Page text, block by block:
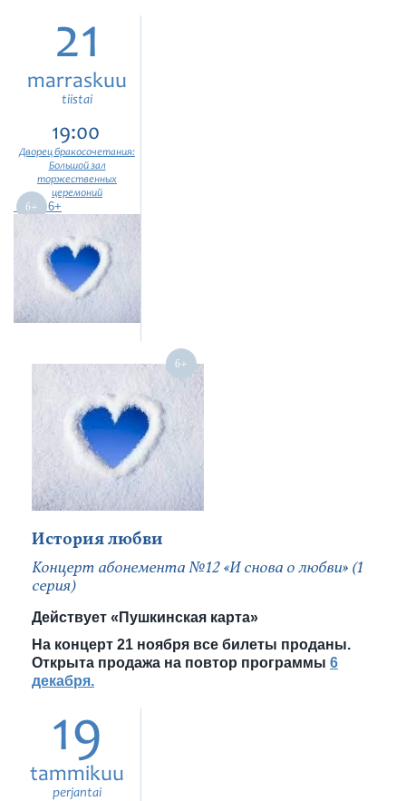
21
marraskuu
tiistai
19:00
Дворец бракосочетания:
Большой зал
торжественных
церемоний
6+
История любви
Концерт абонемента №12 «И снова о любви» (1
серия)
Действует «Пушкинская карта»
На концерт 21 ноября все билеты проданы.
Открыта продажа на повтор программы 6
декабря.
19
tammikuu
perjantai